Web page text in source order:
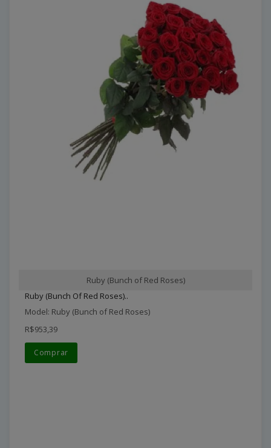
Ruby (Bunch of Red Roses)
Ruby (Bunch Of Red Roses)..
Model: Ruby (Bunch of Red Roses)
R$953,39
Comprar